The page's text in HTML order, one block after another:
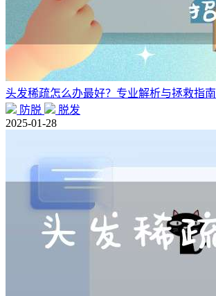
头发稀疏怎么办最好？专业解析与拯救指南
防脱
脱发
2025-01-28